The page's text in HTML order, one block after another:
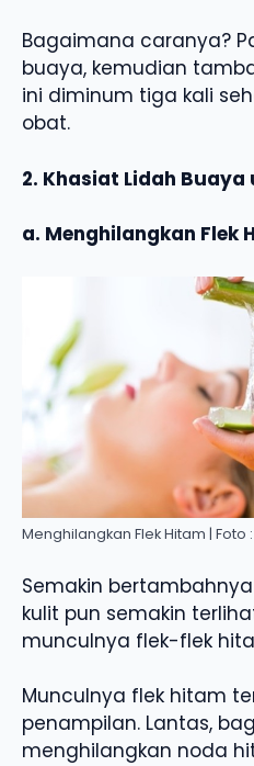
Bagaimana caranya?
buaya, kemudian
ini diminum tiga kali
obat.
2. Khasiat Lidah
a. Menghilangkan Flek
Menghilangkan Flek Hitam | Foto
Semakin
kulit pun semakin
munculnya flek-flek
Munculnya flek hitam
penampilan. Lantas,
menghilangkan noda